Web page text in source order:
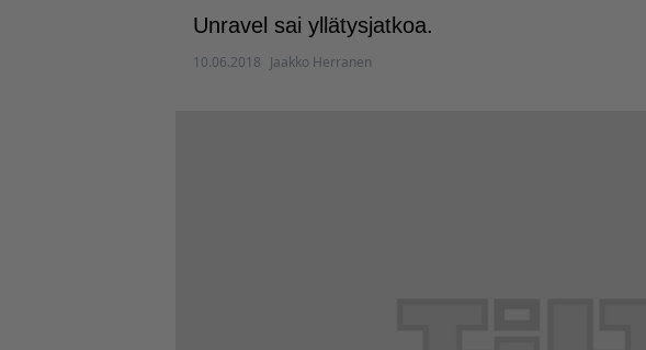
Unravel sai yllätysjatkoa.
10.06.2018 Jaakko Herranen